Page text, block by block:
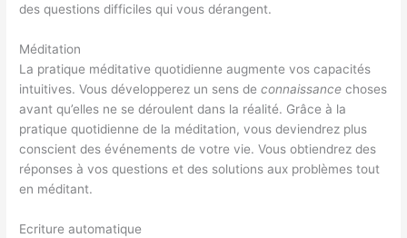
des questions difficiles qui vous dérangent.
Méditation
La pratique méditative quotidienne augmente vos capacités
intuitives. Vous développerez un sens deconnaissance choses
avant qu’elles ne se déroulent dans la réalité. Grâce à la
pratique quotidienne de la méditation, vous deviendrez plus
conscient des événements de votre vie. Vous obtiendrez des
réponses à vos questions et des solutions aux problèmes tout
en méditant.
Ecriture automatique